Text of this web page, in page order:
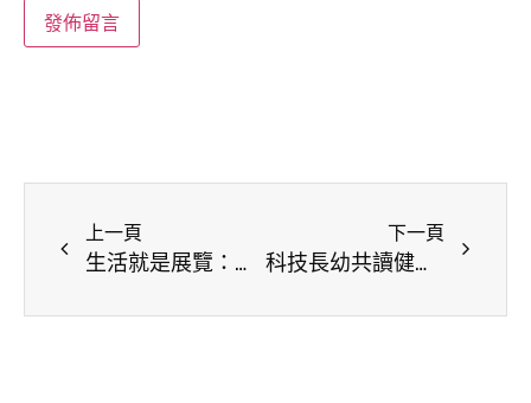
上一頁
生活就是展覽：第三人生回春行動計畫
下一頁
科技長幼共讀健康計畫：閱讀處方與跨世代的對話